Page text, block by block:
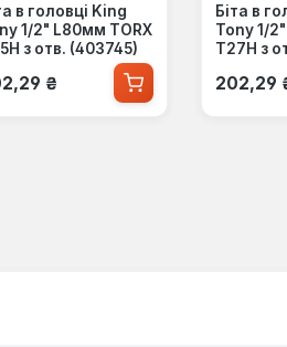
в головці King
1/2" L80мм TORX
з отв. (403745)
ціна:
₴
Біта в
Tony 1/
T27H з
202,29